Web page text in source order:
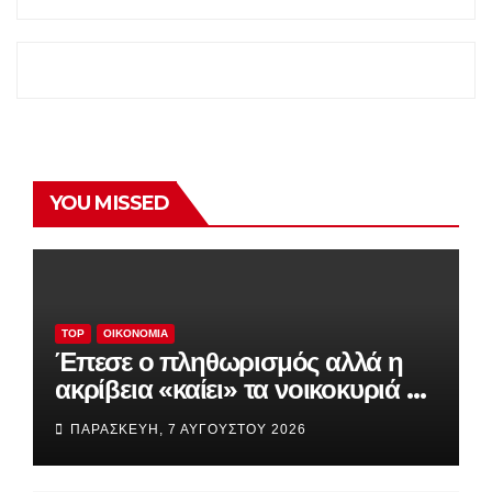
YOU MISSED
TOP ΟΙΚΟΝΟΜΊΑ
Έπεσε ο πληθωρισμός αλλά η
ακρίβεια «καίει» τα νοικοκυριά –
Ενοίκια, καύσιμα και τρόφιμα
συνεχίζουν την ανοδική πορεία
ΠΑΡΑΣΚΕΥΉ, 7 ΑΥΓΟΎΣΤΟΥ 2026